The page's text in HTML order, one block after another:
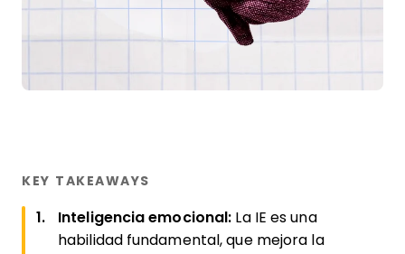
KEY TAKEAWAYS
Inteligencia emocional: La IE es una
habilidad fundamental, que mejora la